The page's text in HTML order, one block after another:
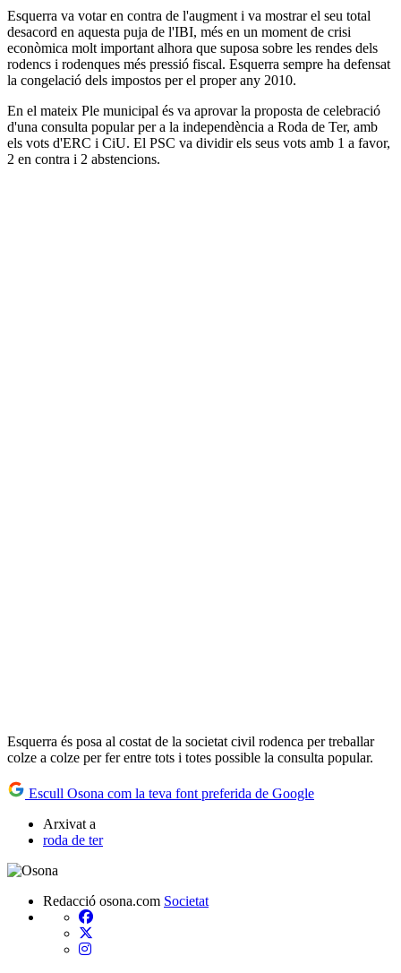
Esquerra va votar en contra de l'augment i va mostrar el seu total
desacord en aquesta puja de l'IBI, més en un moment de crisi
econòmica molt important alhora que suposa sobre les rendes dels
rodencs i rodenques més pressió fiscal. Esquerra sempre ha defensat
la congelació dels impostos per el proper any 2010.
En el mateix Ple municipal és va aprovar la proposta de celebració
d'una consulta popular per a la independència a Roda de Ter, amb
els vots d'ERC i CiU. El PSC va dividir els seus vots amb 1 a favor,
2 en contra i 2 abstencions.
Esquerra és posa al costat de la societat civil rodenca per treballar
colze a colze per fer entre tots i totes possible la consulta popular.
Escull Osona com la teva font preferida de Google
Arxivat a
roda de ter
Redacció osona.com Societat